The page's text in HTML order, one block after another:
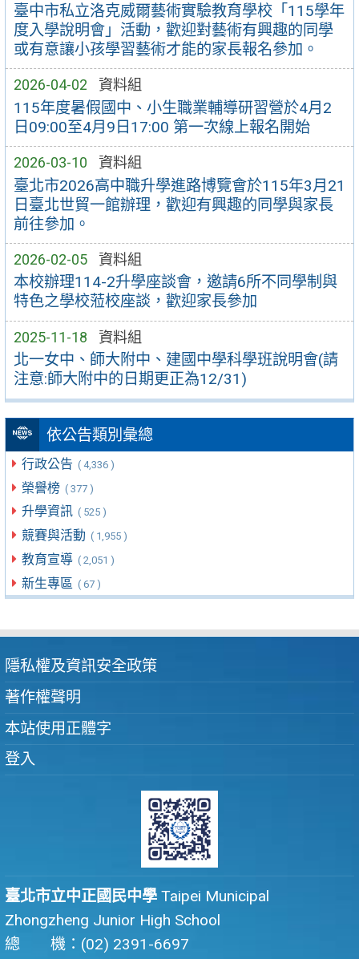
臺中市私立洛克威爾藝術實驗教育學校「115學年
度入學說明會」活動，歡迎對藝術有興趣的同學
或有意讓小孩學習藝術才能的家長報名參加。
2026-04-02 資料組
115年度暑假國中、小生職業輔導研習營於4月2
日09:00至4月9日17:00 第一次線上報名開始
2026-03-10 資料組
臺北市2026高中職升學進路博覽會於115年3月21
日臺北世貿一館辦理，歡迎有興趣的同學與家長
前往參加。
2026-02-05 資料組
本校辦理114-2升學座談會，邀請6所不同學制與
特色之學校蒞校座談，歡迎家長參加
2025-11-18 資料組
北一女中、師大附中、建國中學科學班說明會(請
注意:師大附中的日期更正為12/31)
依公告類別彙總
行政公告 ( 4,336 )
榮譽榜 ( 377 )
升學資訊 ( 525 )
競賽與活動 ( 1,955 )
教育宣導 ( 2,051 )
新生專區 ( 67 )
隱私權及資訊安全政策
著作權聲明
本站使用正體字
登入
臺北市立中正國民中學 Taipei Municipal
Zhongzheng Junior High School
總 機：(02) 2391-6697